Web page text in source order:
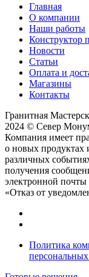
Главная
О компании
Наши работы
Конструктор
Новости
Статьи
Оплата и
Магазины
Контакты
Гранитная
2024 © Север
Компания имеет
о новых продуктах
различных
получения
электронной почты
«Отказ от
Политика